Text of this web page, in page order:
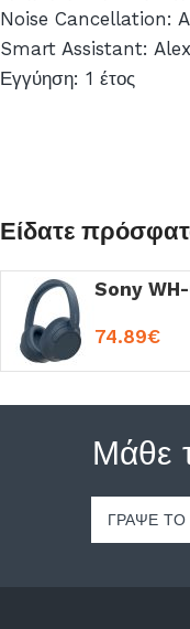
Noise Cancellation:
Smart Assistant:
Εγγύηση: 1 έτος
Είδατε
Sony
74.89€
Μάθε